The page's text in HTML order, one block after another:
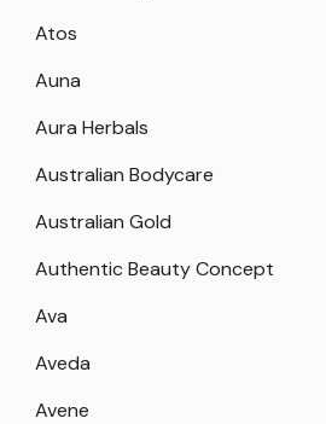
Atos
Auna
Aura Herbals
Australian Bodycare
Australian Gold
Authentic Beauty Concept
Ava
Aveda
Avene